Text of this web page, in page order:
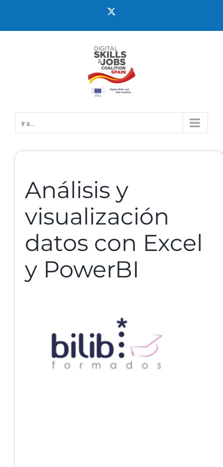
Ir a...
Análisis y
visualización
datos con Excel
y PowerBI